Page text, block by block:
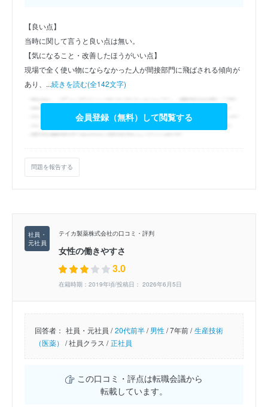
【良い点】
当時に関して言うと良い点は無い。
【気になること・改善したほうがいい点】
現場で全く使い物にならなかった人が間接部門に飛ばされる傾向が
あり、...続きを読む(全142文字)
会員登録（無料）して閲覧する
問題を報告する
テイカ製薬株式会社の口コミ・評判
女性の働きやすさ
3.0
在籍時期：2019年頃/投稿日： 2026年6月5日
回答者： 社員・元社員 / 20代前半/男性/7年前 / 生産技術
（医薬） /社員クラス / 正社員
この口コミ・評点は転職会議から
転載しています。